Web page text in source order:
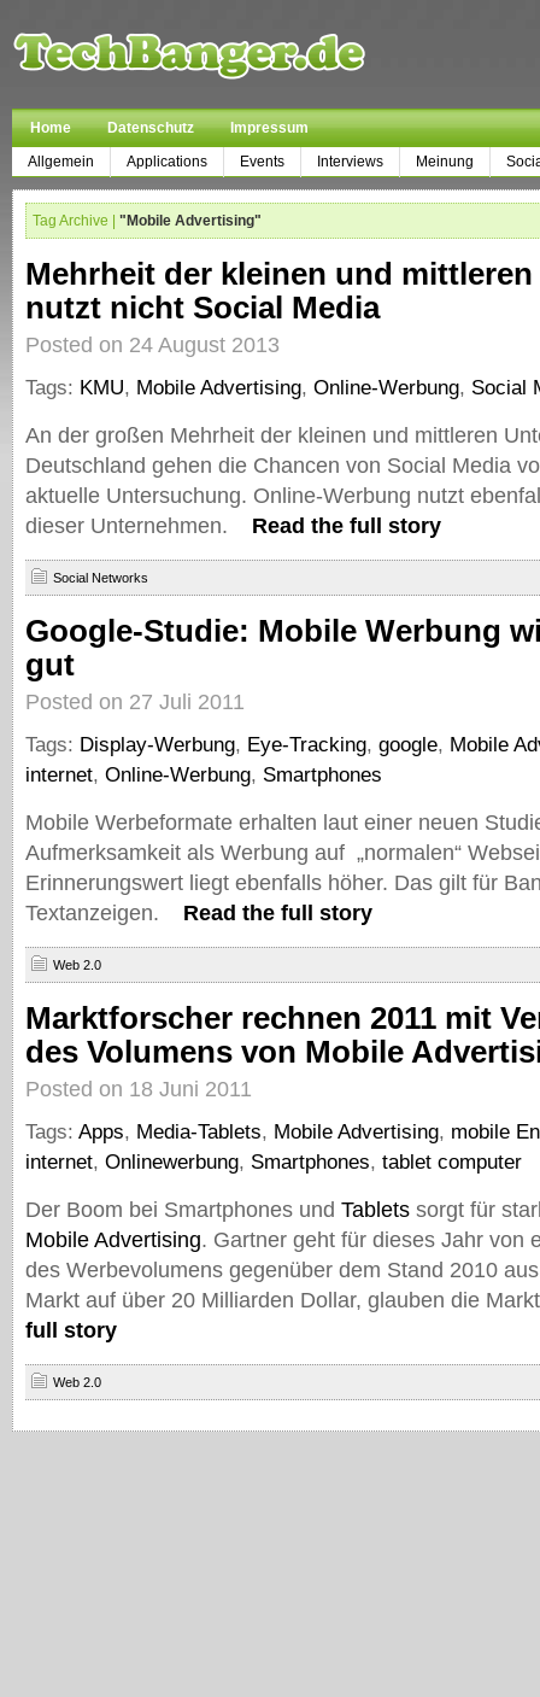
Home Datenschutz
Impressum
Allgemein
Applications Events Interviews Meinung
Tag Archive | "Mobile Advertising"
Mehrheit der kleinen und
nutzt nicht Social Media
Posted on 24 August 2013
Tags: KMU, Mobile Advertising, Online-Werbung, Social
An der großen Mehrheit der kleinen und mittleren
Deutschland gehen die Chancen von Social Media
aktuelle Untersuchung. Online-Werbung nutzt
dieser Unternehmen.
Read the full story
Social Networks
Google-Studie: Mobile Werbung
gut
Posted on 27 Juli 2011
Tags: Display-Werbung, Eye-Tracking, google, Mobile
internet, Online-Werbung, Smartphones
Mobile Werbeformate erhalten laut einer neuen
Aufmerksamkeit als Werbung auf „normalen“
Erinnerungswert liegt ebenfalls höher. Das gilt für
Textanzeigen.
Read the full story
Web 2.0
Marktforscher rechnen 2011 mit
des Volumens von Mobile
Posted on 18 Juni 2011
Tags: Apps, Media-Tablets, Mobile Advertising, mobile
internet, Onlinewerbung, Smartphones, tablet computer
Der Boom bei Smartphones und Tablets sorgt für
Mobile Advertising. Gartner geht für dieses Jahr von
des Werbevolumens gegenüber dem Stand 2010
Markt auf über 20 Milliarden Dollar, glauben die
full story
Web 2.0